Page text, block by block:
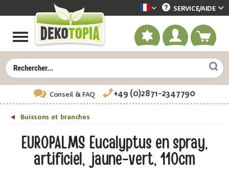
Dekotopia französisch
SERVICE/AIDE
Conseil& FAQ +49 (0)2871-2347790
Buissons et branches
EUROPALMS Eucalyptus en spray,
artificiel, jaune-vert, 110cm